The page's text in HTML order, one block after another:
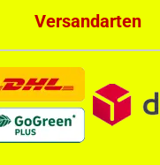
Versandarten